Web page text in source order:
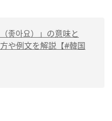
좋아요）」の意味と
や例文を解説【#韓国